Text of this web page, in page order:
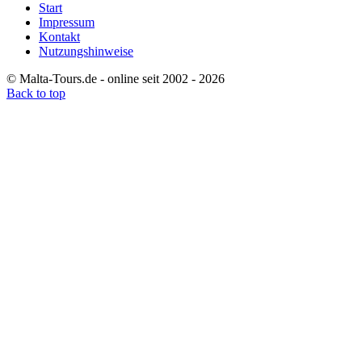
Start
Impressum
Kontakt
Nutzungshinweise
© Malta-Tours.de - online seit 2002 - 2026
Back to top